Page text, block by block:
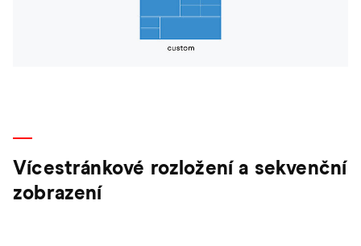
Vícestránkové rozložení a sekvenční
zobrazení